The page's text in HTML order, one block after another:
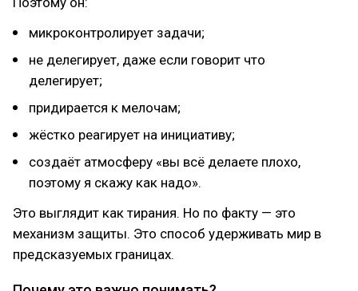
микроконтролирует задачи;
не делегирует, даже если говорит что
делегирует;
придирается к мелочам;
жёстко реагирует на инициативу;
создаёт атмосферу «вы всё делаете плохо,
поэтому я скажу как надо».
Это выглядит как тирания. Но по факту — это
механизм защиты. Это способ удерживать мир в
предсказуемых границах.